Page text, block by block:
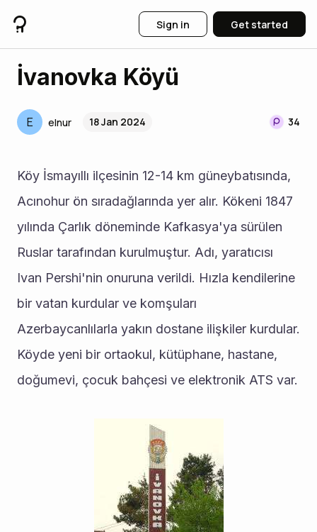
Sign in Get started
İvanovka Köyü
E elnur 18 Jan 2024 34
Köy İsmayıllı ilçesinin 12-14 km güneybatısında,
Acınohur ön sıradağlarında yer alır. Kökeni 1847
yılında Çarlık döneminde Kafkasya'ya sürülen
Ruslar tarafından kurulmuştur. Adı, yaratıcısı
Ivan Pershi'nin onuruna verildi. Hızla kendilerine
bir vatan kurdular ve komşuları
Azerbaycanlılarla yakın dostane ilişkiler kurdular.
Köyde yeni bir ortaokul, kütüphane, hastane,
doğumevi, çocuk bahçesi ve elektronik ATS var.